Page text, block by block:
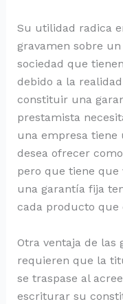
Su utilidad radica
gravamen sobre
sociedad que
debido a la
constituir una
prestamista
una empresa tiene
desea ofrecer
pero que tiene que
una garantía fija
cada producto que
Otra ventaja de las
requieren que la
se traspase al
escriturar su